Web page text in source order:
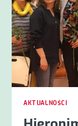
AKTUALNOŚCI